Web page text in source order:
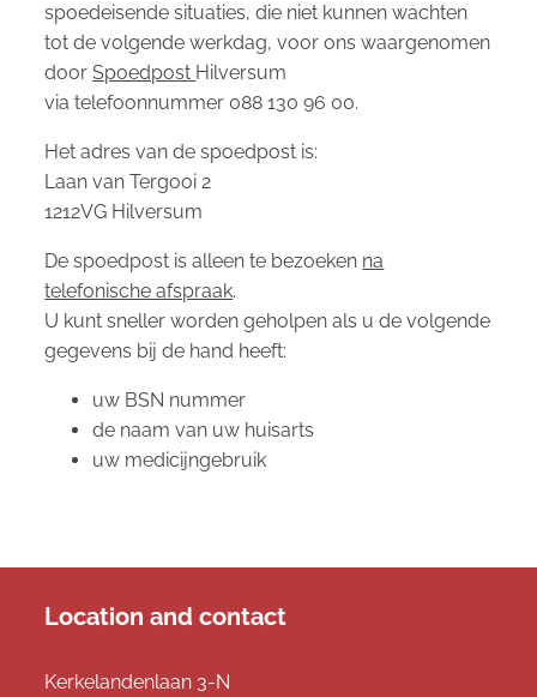
spoedeisende situaties, die niet kunnen wachten
tot de volgende werkdag, voor ons waargenomen
doorSpoedpost Hilversum
via telefoonnummer 088 130 96 00.
Het adres van de spoedpost is:
Laan van Tergooi 2
1212VG Hilversum
De spoedpost is alleen te bezoeken na
telefonische afspraak.
U kunt sneller worden geholpen als u de volgende
gegevens bij de hand heeft:
uw BSN nummer
de naam van uw huisarts
uw medicijngebruik
Location and contact
Kerkelandenlaan 3-N